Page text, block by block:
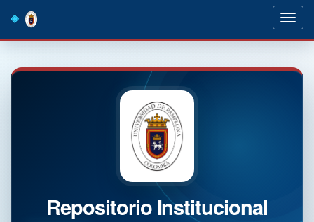
navigation
Repositorio Institucional